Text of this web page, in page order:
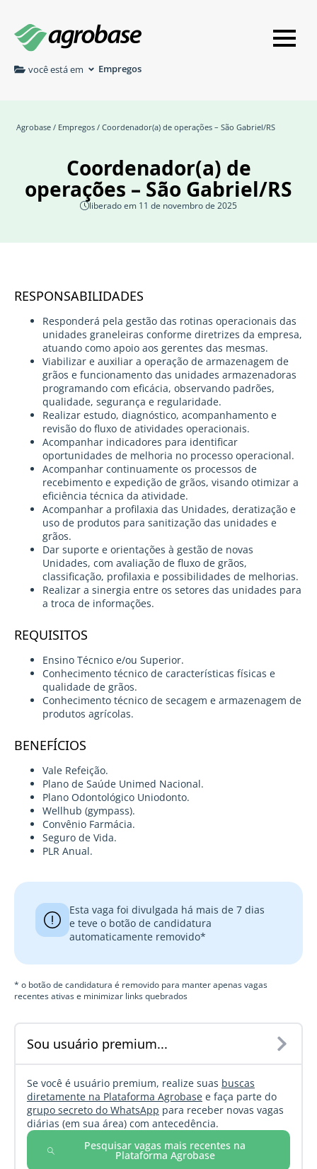
você está em Empregos
Agrobase / Empregos / Coordenador(a) de operações – São Gabriel/RS
Coordenador(a) de
operações – São Gabriel/RS
liberado em 11 de novembro de 2025
RESPONSABILIDADES
Responderá pela gestão das rotinas operacionais das
unidades graneleiras conforme diretrizes da empresa,
atuando como apoio aos gerentes das mesmas.
Viabilizar e auxiliar a operação de armazenagem de
grãos e funcionamento das unidades armazenadoras
programando com eficácia, observando padrões,
qualidade, segurança e regularidade.
Realizar estudo, diagnóstico, acompanhamento e
revisão do fluxo de atividades operacionais.
Acompanhar indicadores para identificar
oportunidades de melhoria no processo operacional.
Acompanhar continuamente os processos de
recebimento e expedição de grãos, visando otimizar a
eficiência técnica da atividade.
Acompanhar a profilaxia das Unidades, deratização e
uso de produtos para sanitização das unidades e
grãos.
Dar suporte e orientações à gestão de novas
Unidades, com avaliação de fluxo de grãos,
classificação, profilaxia e possibilidades de melhorias.
Realizar a sinergia entre os setores das unidades para
a troca de informações.
REQUISITOS
Ensino Técnico e/ou Superior.
Conhecimento técnico de características físicas e
qualidade de grãos.
Conhecimento técnico de secagem e armazenagem de
produtos agrícolas.
BENEFÍCIOS
Vale Refeição.
Plano de Saúde Unimed Nacional.
Plano Odontológico Uniodonto.
Wellhub (gympass).
Convênio Farmácia.
Seguro de Vida.
PLR Anual.
Esta vaga foi divulgada há mais de 7 dias
e teve o botão de candidatura
automaticamente removido*
* o botão de candidatura é removido para manter apenas vagas
recentes ativas e minimizar links quebrados
Sou usuário premium...
Se você é usuário premium, realize suas buscas
diretamente na Plataforma Agrobase e faça parte do
grupo secreto do WhatsApp para receber novas vagas
diárias (em sua área) com antecedência.
Pesquisar vagas mais recentes na
Plataforma Agrobase